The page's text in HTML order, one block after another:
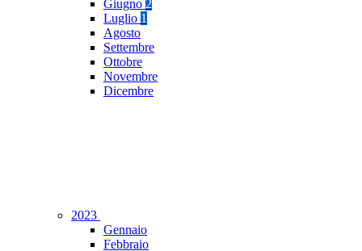
Giugno 2
Luglio 1
Agosto
Settembre
Ottobre
Novembre
Dicembre
2023
Gennaio
Febbraio